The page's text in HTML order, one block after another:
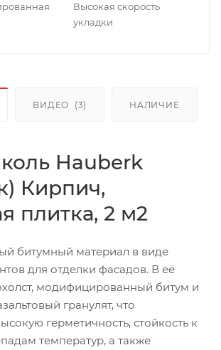
Высокая скорость
укладки
ВИДЕО (3) НАЛИЧИЕ
Hauberk
Кирпич,
плитка, 2 м2
битумный материал в виде
для отделки фасадов. В её
модифицированный битум и
гранулят, что
герметичность, стойкость к
температур, а также